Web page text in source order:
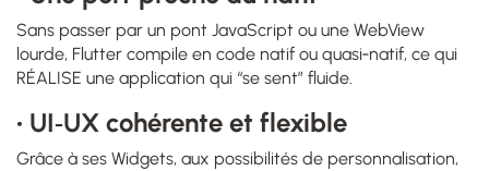
Sans passer par un pont JavaScript ou une WebView
lourde, Flutter compile en code natif ou quasi‑natif, ce qui
RÉALISE une application qui “se sent” fluide.
• UI‑UX cohérente et flexible
Grâce à ses Widgets, aux possibilités de personnalisation,